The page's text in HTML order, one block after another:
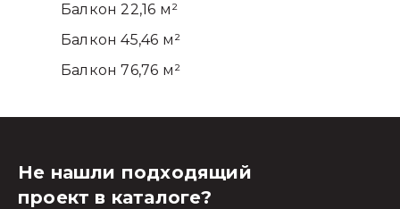
Балкон 22,16 м²
Балкон 45,46 м²
Балкон 76,76 м²
Не нашли подходящий
проект в каталоге?